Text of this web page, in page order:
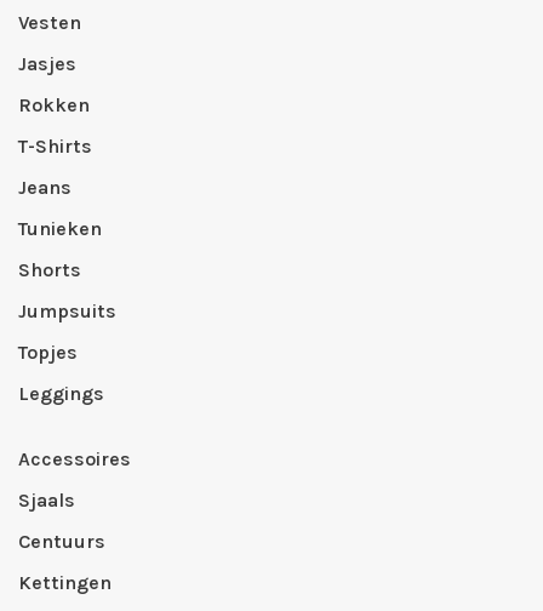
Vesten
Jasjes
Rokken
T-Shirts
Jeans
Tunieken
Shorts
Jumpsuits
Topjes
Leggings
Accessoires
Sjaals
Centuurs
Kettingen